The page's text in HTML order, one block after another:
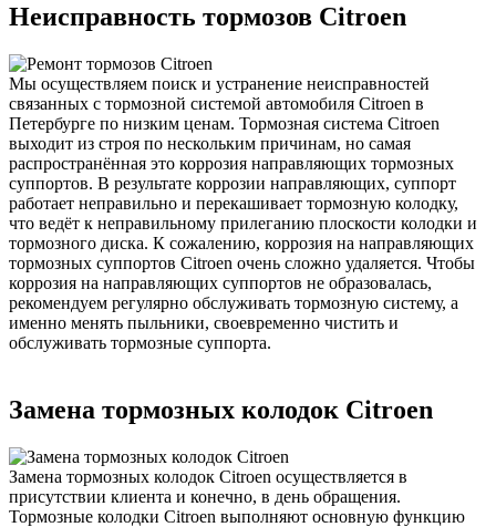
Неисправность тормозов Citroen
Мы осуществляем поиск и устранение неисправностей
связанных с тормозной системой автомобиля Citroen в
Петербурге по низким ценам. Тормозная система Citroen
выходит из строя по нескольким причинам, но самая
распространённая это коррозия направляющих тормозных
суппортов. В результате коррозии направляющих, суппорт
работает неправильно и перекашивает тормозную колодку,
что ведёт к неправильному прилеганию плоскости колодки и
тормозного диска. К сожалению, коррозия на направляющих
тормозных суппортов Citroen очень сложно удаляется. Чтобы
коррозия на направляющих суппортов не образовалась,
рекомендуем регулярно обслуживать тормозную систему, а
именно менять пыльники, своевременно чистить и
обслуживать тормозные суппорта.
Замена тормозных колодок Citroen
Замена тормозных колодок Citroen осуществляется в
присутствии клиента и конечно, в день обращения.
Тормозные колодки Citroen выполняют основную функцию